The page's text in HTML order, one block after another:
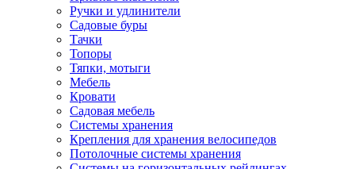
Ручки и удлинители
Садовые буры
Тачки
Топоры
Тяпки, мотыги
Мебель
Кровати
Садовая мебель
Системы хранения
Крепления для хранения велосипедов
Потолочные системы хранения